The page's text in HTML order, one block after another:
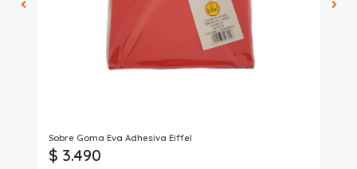
Sobre Goma Eva Adhesiva Eiffel
$ 3.490